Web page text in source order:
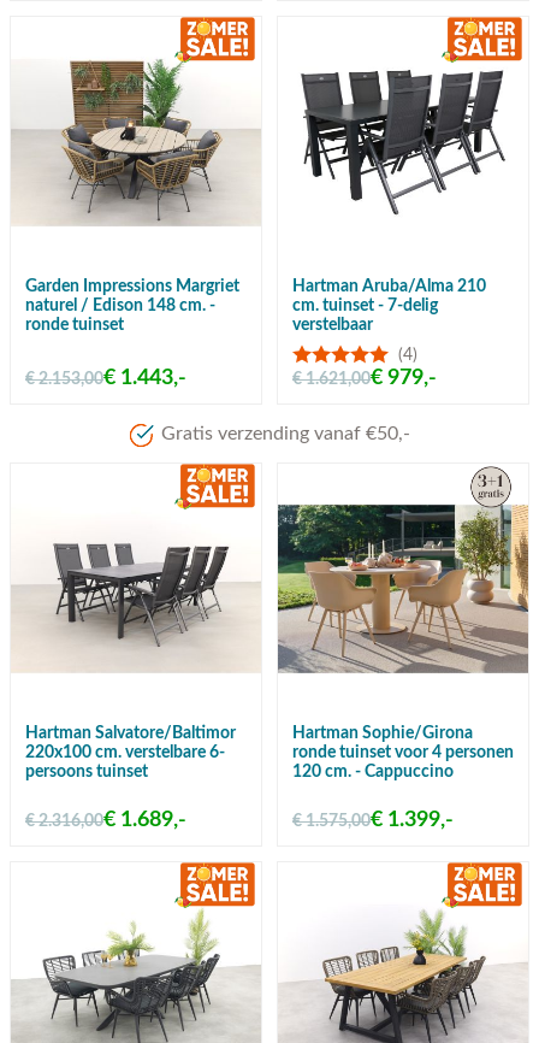
Garden Impressions Margriet
naturel / Edison 148 cm. -
ronde tuinset
€ 2.153,00€ 1.443,-
Hartman Aruba/Alma 210
cm. tuinset - 7-delig
verstelbaar
(4)
€ 1.621,00€ 979,-
Meer dan 80 jaar ervaring
Hartman Salvatore/Baltimor
220x100 cm. verstelbare 6-
persoons tuinset
€ 2.316,00€ 1.689,-
Hartman Sophie/Girona
ronde tuinset voor 4 personen
120 cm. - Cappuccino
€ 1.575,00€ 1.399,-